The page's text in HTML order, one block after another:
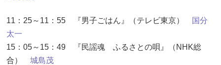
11：25～11：55 『男子ごはん』（テレビ東京）
国分
太一
15：05～15：49 『民謡魂 ふるさとの唄』（NHK総
合） 城島茂